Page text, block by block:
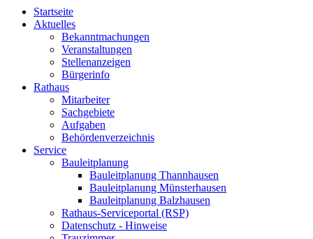
Startseite
Aktuelles
Bekanntmachungen
Veranstaltungen
Stellenanzeigen
Bürgerinfo
Rathaus
Mitarbeiter
Sachgebiete
Aufgaben
Behördenverzeichnis
Service
Bauleitplanung
Bauleitplanung Thannhausen
Bauleitplanung Münsterhausen
Bauleitplanung Balzhausen
Rathaus-Serviceportal (RSP)
Datenschutz - Hinweise